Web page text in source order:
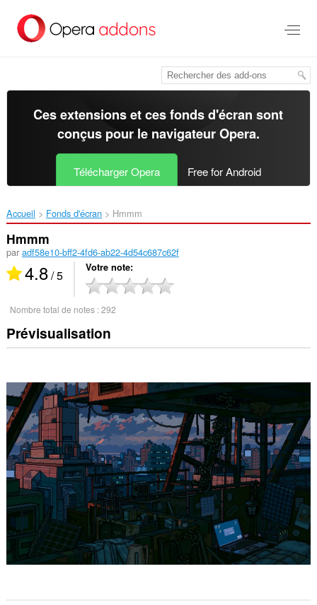
contenu
Ces extensions et ces fonds d'écran sont
conçus pour le navigateur Opera.
Télécharger Opera Free for Android
Accueil Fonds d'écran Hmmm‎
Hmmm
par adf58e10-bff2-4fd6-ab22-4d54c687c62f
4.8/ 5 Votre note
Nombre total de notes :292
Prévisualisation